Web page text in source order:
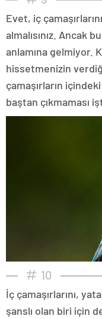
Evet, iç
almalısınız. Ancak
anlamına gelmiyor.
hissetmenizin
çamaşırların
baştan çıkmaması
10
İç çamaşırlarını,
şanslı olan biri için